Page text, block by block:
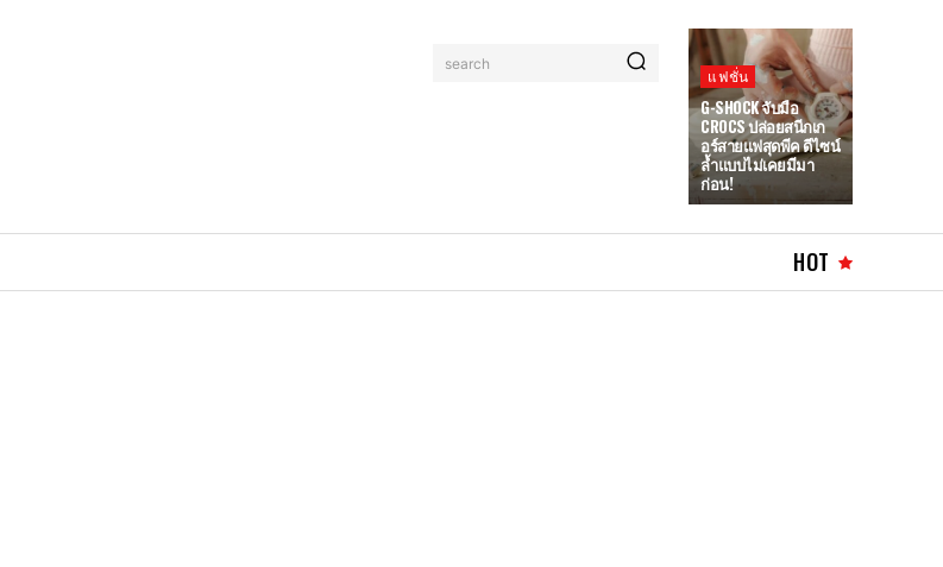
search
แฟชั่น
G-SHOCK จับมือ
CROCS ปล่อยสนีกเก
อร์สายแฟสุดพีค ดีไซน์
ล้ำแบบไม่เคยมีมา
ก่อน!
HOT